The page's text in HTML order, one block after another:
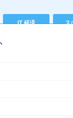
IT 経済 ス